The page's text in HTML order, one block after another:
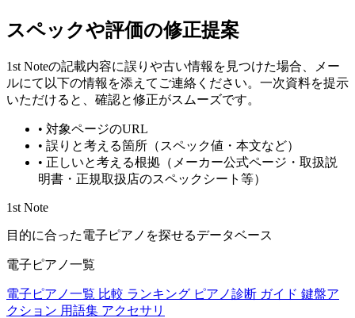
スペックや評価の修正提案
1st Noteの記載内容に誤りや古い情報を見つけた場合、メー
ルにて以下の情報を添えてご連絡ください。一次資料を提示
いただけると、確認と修正がスムーズです。
• 対象ページのURL
• 誤りと考える箇所（スペック値・本文など）
• 正しいと考える根拠（メーカー公式ページ・取扱説
明書・正規取扱店のスペックシート等）
1st Note
目的に合った電子ピアノを探せるデータベース
電子ピアノ一覧
電子ピアノ一覧 比較 ランキング ピアノ診断 ガイド 鍵盤ア
クション 用語集 アクセサリ